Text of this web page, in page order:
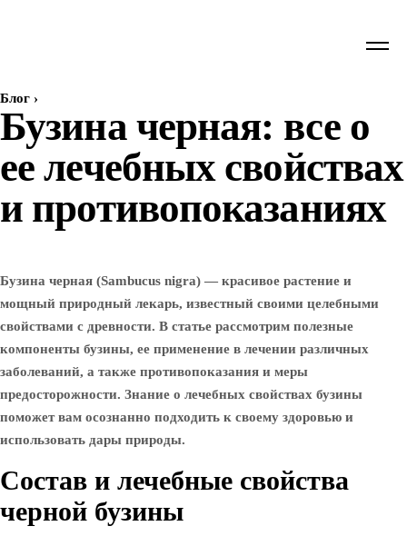
Блог ›
Бузина черная: все о
ее лечебных свойствах
и противопоказаниях
Бузина черная (Sambucus nigra) — красивое растение и
мощный природный лекарь, известный своими целебными
свойствами с древности. В статье рассмотрим полезные
компоненты бузины, ее применение в лечении различных
заболеваний, а также противопоказания и меры
предосторожности. Знание о лечебных свойствах бузины
поможет вам осознанно подходить к своему здоровью и
использовать дары природы.
Состав и лечебные свойства
черной бузины